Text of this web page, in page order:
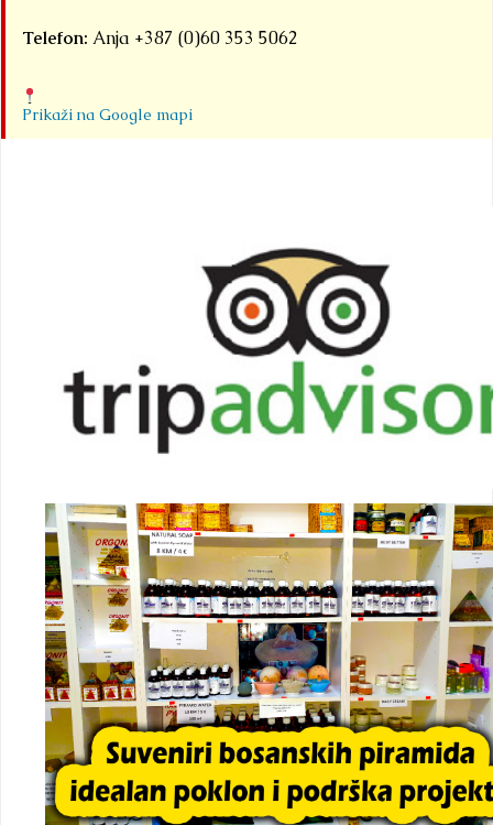
Telefon: Anja +387 (0)60 353 5062
Prikaži na Google mapi